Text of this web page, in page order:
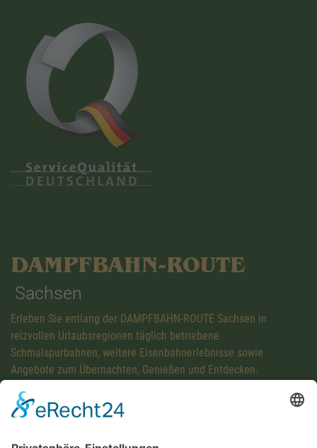
DAMPFBAHN-ROUTE
Sachsen
Erleben Sie entlang der DAMPFBAHN-ROUTE Sachsen in
reizvollen Urlaubsregionen täglich betriebene
Schmalspurbahnen, weitere Eisenbahnerlebnisse sowie
Angebote zum Übernachten, Genießen und Entdecken.